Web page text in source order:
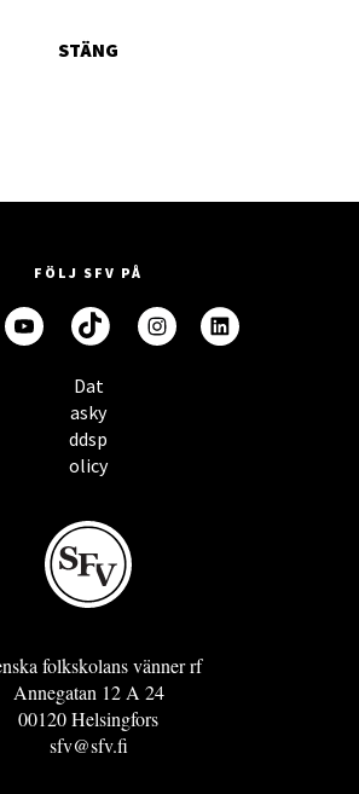
STÄNG
FÖLJ SFV PÅ
Dat
asky
ddsp
olicy
folkskolans vänner rf
Annegatan 12 A 24
00120 Helsingfors
sfv@sfv.fi